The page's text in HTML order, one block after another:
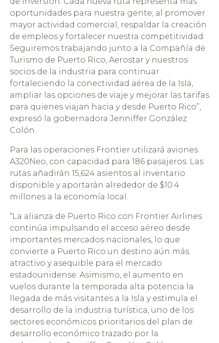
oportunidades para nuestra gente, al promover
mayor actividad comercial, respaldar la creación
de empleos y fortalecer nuestra competitividad.
Seguiremos trabajando junto a la Compañía de
Turismo de Puerto Rico, Aerostar y nuestros
socios de la industria para continuar
fortaleciendo la conectividad aérea de la Isla,
ampliar las opciones de viaje y mejorar las tarifas
para quienes viajan hacia y desde Puerto Rico”,
expresó la gobernadora Jenniffer González
Colón.
Para las operaciones Frontier utilizará aviones
A320Neo, con capacidad para 186 pasajeros. Las
rutas añadirán 15,624 asientos al inventario
disponible y aportarán alrededor de $10.4
millones a la economía local.
“La alianza de Puerto Rico con Frontier Airlines
continúa impulsando el acceso aéreo desde
importantes mercados nacionales, lo que
convierte a Puerto Rico un destino aún más
atractivo y asequible para el mercado
estadounidense. Asimismo, el aumento en
vuelos durante la temporada alta potencia la
llegada de más visitantes a la Isla y estimula el
desarrollo de la industria turística, uno de los
sectores económicos prioritarios del plan de
desarrollo económico trazado por la